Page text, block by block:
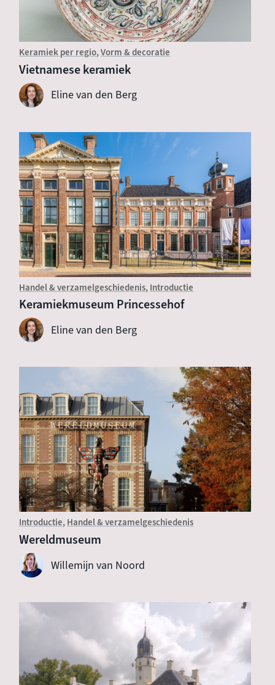
Keramiek per regio Vorm & decoratie
Vietnamese keramiek
Eline van den Berg
Handel & verzamelgeschiedenis Introductie
Keramiekmuseum Princessehof
Eline van den Berg
Introductie Handel & verzamelgeschiedenis
Wereldmuseum
Willemijn van Noord